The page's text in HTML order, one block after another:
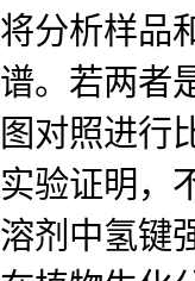
将分析样品
谱。若两者
图对照进行
实验证明，
溶剂中氢键